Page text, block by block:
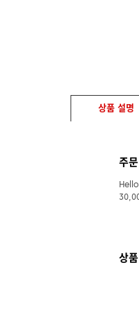
상품 설명
주
상